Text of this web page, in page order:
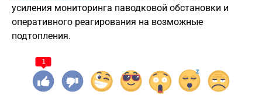
усиления мониторинга паводковой обстановки и
оперативного реагирования на возможные
подтопления.
1